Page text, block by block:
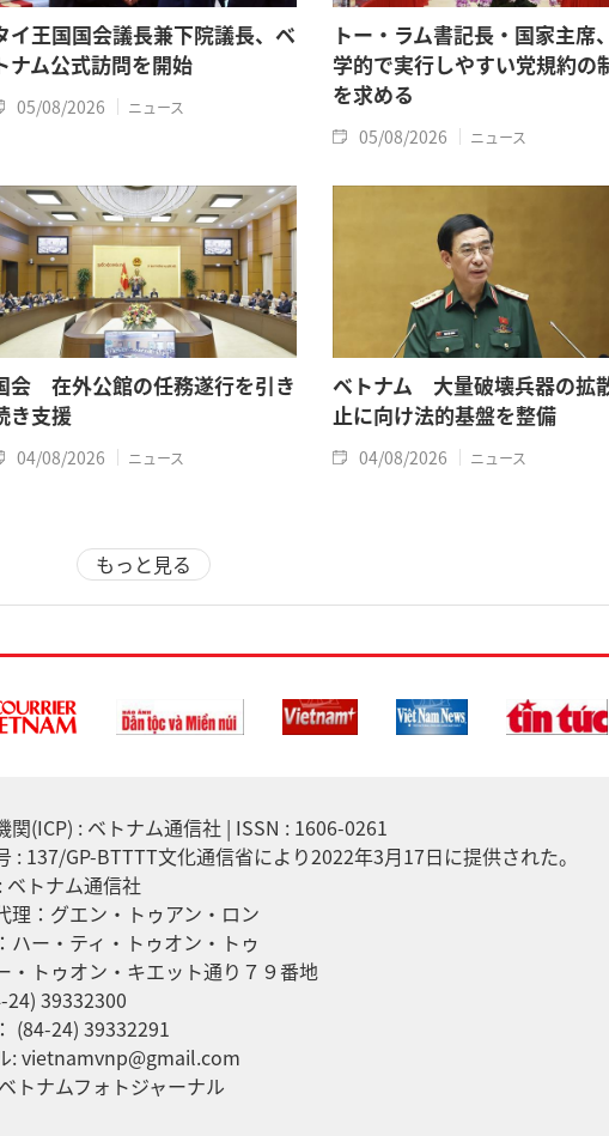
イ王国国会議長兼下院議長、ベ
ナム公式訪問を開始
05/08/2026 ニュース
トー・ラム書記長・国家主席
学的で実行しやすい党規約の
を求める
05/08/2026 ニュース
会 在外公館の任務遂行を引き
き支援
04/08/2026 ニュース
ベトナム 大量破壊兵器の拡
止に向け法的基盤を整備
04/08/2026 ニュース
もっと見る
関(ICP) : ベトナム通信社 | ISSN : 1606-0261
: 137/GP-BTTTT文化通信省により2022年3月17日に提供された。
ベトナム通信社
理：グエン・トゥアン・ロン
ハー・ティ・トゥオン・トゥ
・トゥオン・キエット通り７９番地
24) 39332300
(84-24) 39332291
: vietnamvnp@gmail.com
トナムフォトジャーナル